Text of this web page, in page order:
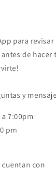
para revisar
de hacer
y
7:00pm
pm
con